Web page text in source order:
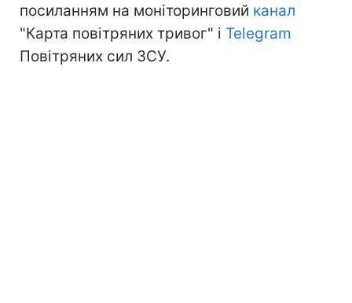
посиланням на моніторинговий канал
"Карта повітряних тривог" і Telegram
Повітряних сил ЗСУ.